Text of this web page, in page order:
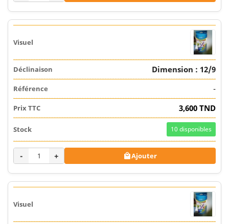
Dimension : 12/9
-
3,600 TND
10 disponibles
- + Ajouter